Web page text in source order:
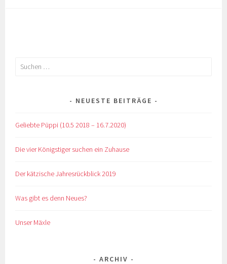
Suchen
NEUESTE BEITRÄGE
Geliebte Püppi (10.5 2018 – 16.7.2020)
Die vier Königstiger suchen ein Zuhause
Der kätzische Jahresrückblick 2019
Was gibt es denn Neues?
Unser Mäxle
ARCHIV